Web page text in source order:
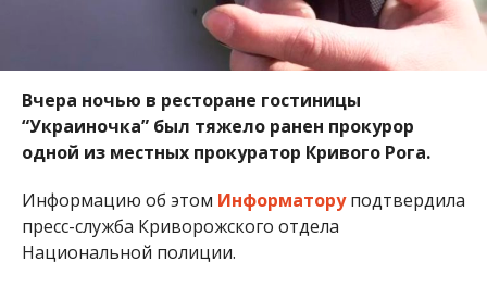
Вчера ночью в ресторане гостиницы
“Украиночка” был тяжело ранен прокурор
одной из местных прокуратор Кривого Рога.
Информацию об этом Информаторуподтвердила
пресс-служба Криворожского отдела
Национальной полиции.